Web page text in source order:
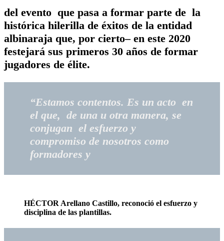
del evento que pasa a formar parte de la
histórica hilerilla de éxitos de la entidad
albinaraja que, por cierto– en este 2020
festejará sus primeros 30 años de formar
jugadores de élite.
“Estamos contentos. Es un acto en
el que, de una u otra manera, se
conjugan el esfuerzo y
compromiso de nosotros como
formadores y
HÉCTOR Arellano Castillo, reconoció el esfuerzo y
disciplina de las plantillas.